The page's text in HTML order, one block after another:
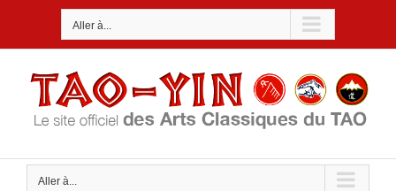
Aller à...
Aller à...